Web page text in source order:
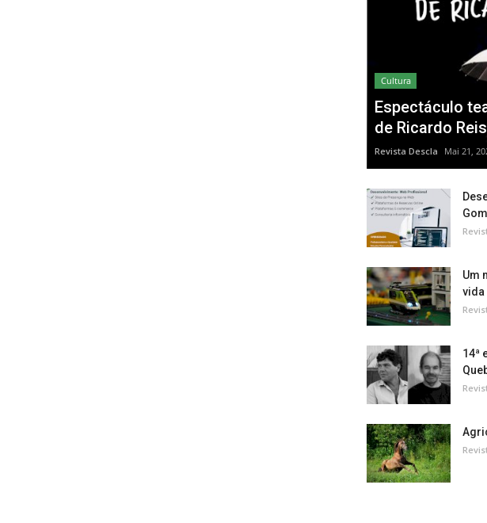
Cultura
Espectáculo
de Ricardo
Revista Descla Mai 21,
Um
vida
14ª